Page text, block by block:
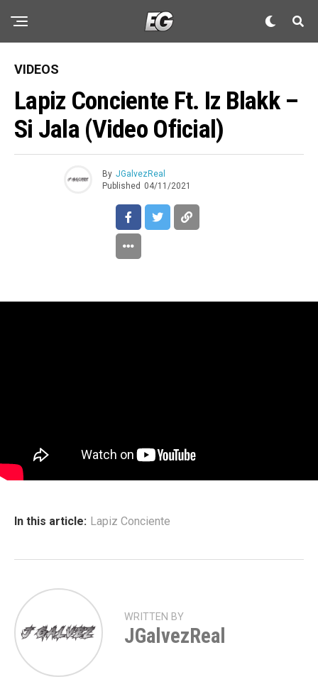
VIDEOS
Lapiz Conciente Ft. Iz Blakk –
Si Jala (Video Oficial)
By JGalvezReal
Published 04/11/2021
In this article: Lapiz Conciente
WRITTEN BY
JGalvezReal